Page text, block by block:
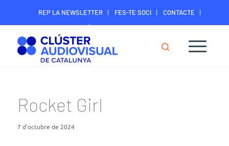
REP LA NEWSLETTER FES-TE SOCI
CONTACTE
ÀREA DIGITAL SOCIS
Rocket Girl
7 d'octubre de 2024